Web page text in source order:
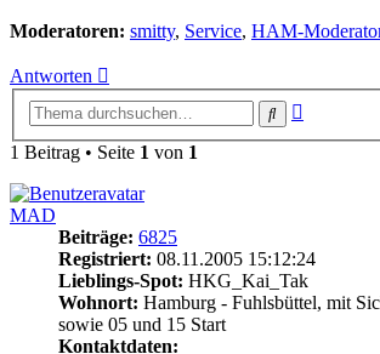
Moderatoren: smitty, Service, HAM-
Antworten
Suche
1 Beitrag • Seite 1 von 1
MAD
Beiträge: 6825
Registriert: 08.11.2005 15:12:24
Lieblings-Spot: HKG_Kai_Tak
Wohnort: Hamburg - Fuhlsbüttel, mit
sowie 05 und 15 Start
Kontaktdaten: